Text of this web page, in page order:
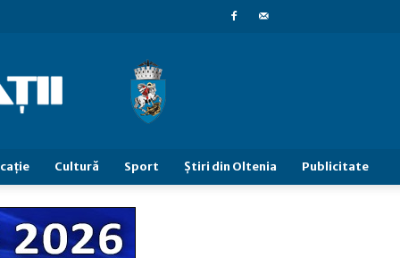
Cultură Sport Știri din Oltenia Publicitate